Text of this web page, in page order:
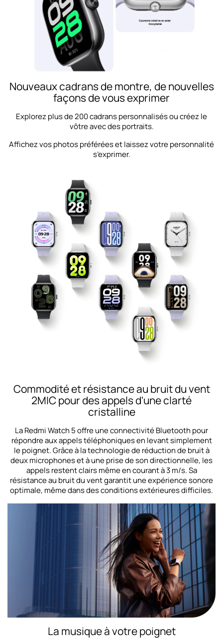
Nouveaux cadrans de montre, de nouvelles
façons de vous exprimer
Explorez plus de 200 cadrans personnalisés ou créez le
vôtre avec des portraits.
Affichez vos photos préférées et laissez votre personnalité
s’exprimer.
Commodité et résistance au bruit du vent
2MIC pour des appels d'une clarté
cristalline
La Redmi Watch 5 offre une connectivité Bluetooth pour
répondre aux appels téléphoniques en levant simplement
le poignet. Grâce à la technologie de réduction de bruit à
deux microphones et à une prise de son directionnelle, les
appels restent clairs même en courant à 3 m/s. Sa
résistance au bruit du vent garantit une expérience sonore
optimale, même dans des conditions extérieures difficiles.
La musique à votre poignet